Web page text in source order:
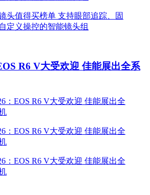
R6 V大受欢迎 佳能展出全系